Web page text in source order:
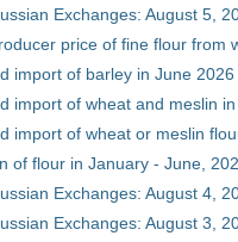
Exchanges: August 5,
price of fine flour from
import of barley in June 2026
import of wheat and meslin
import of wheat or meslin
of flour in January - June,
Exchanges: August 4,
Exchanges: August 3,